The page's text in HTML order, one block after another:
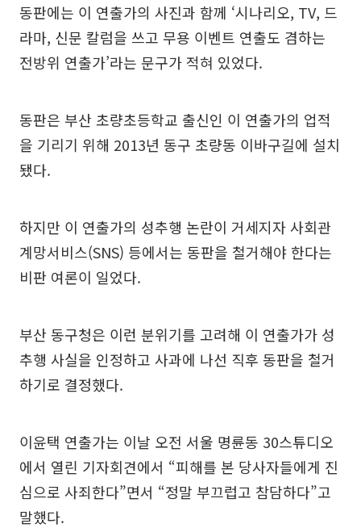
동판에는 이 연출가의 사진과 함께 ‘시나리오, TV, 드
라마, 신문 칼럼을 쓰고 무용 이벤트 연출도 겸하는
전방위 연출가’라는 문구가 적혀 있었다.
동판은 부산 초량초등학교 출신인 이 연출가의 업적
을 기리기 위해 2013년 동구 초량동 이바구길에 설치
됐다.
하지만 이 연출가의 성추행 논란이 거세지자 사회관
계망서비스(SNS) 등에서는 동판을 철거해야 한다는
비판 여론이 일었다.
부산 동구청은 이런 분위기를 고려해 이 연출가가 성
추행 사실을 인정하고 사과에 나선 직후 동판을 철거
하기로 결정했다.
이윤택 연출가는 이날 오전 서울 명륜동 30스튜디오
에서 열린 기자회견에서 “피해를 본 당사자들에게 진
심으로 사죄한다”면서 “정말 부끄럽고 참담하다”고
말했다.